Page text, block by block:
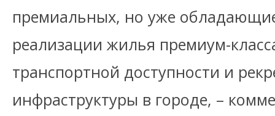
премиальных, но уже
реализации жилья премиум-
транспортной доступности и
инфраструктуры в городе, –